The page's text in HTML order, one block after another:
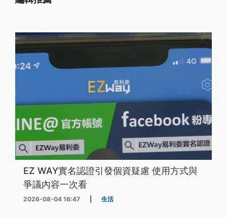
EZ WAY實名認證引發個資疑慮 使用方式與
爭議內容一次看
2026-08-04 16:47 生活